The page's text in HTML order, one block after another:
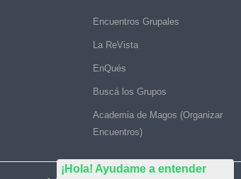
¡Hola! Ayudame a entender
Encuentros Grupales
La ReVista
EnQués
Buscá los Grupos
Academia de Magos (Organizar
Encuentros)